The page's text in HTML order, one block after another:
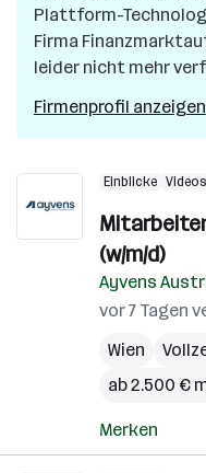
Plattform-
Firma
leider nicht mehr
Firmenprofil anzeigen
Einblicke Videos
(w/m/d)
Ayvens
vor 7 Tagen
Wien
ab 2.500 €
Merken